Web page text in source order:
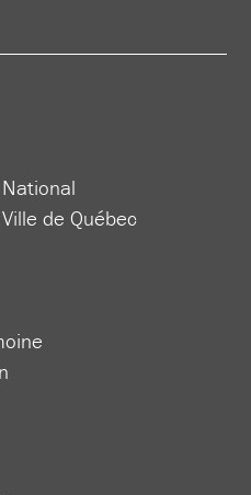
de Québec